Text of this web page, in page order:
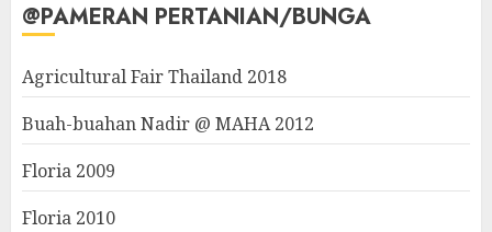
@PAMERAN PERTANIAN/BUNGA
Agricultural Fair Thailand 2018
Buah-buahan Nadir @ MAHA 2012
Floria 2009
Floria 2010